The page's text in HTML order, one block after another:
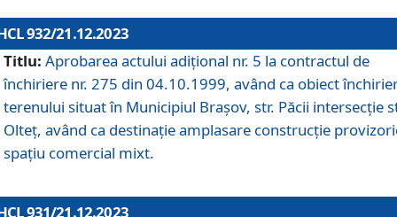
932/21.12.2023
Titlu: Aprobarea actului adițional nr. 5 la contractul de
închiriere nr. 275 din 04.10.1999, având ca obiect
terenului situat în Municipiul Brașov, str. Păcii intersecție
Olteț, având ca destinație amplasare construcție
spațiu comercial mixt.
931/21.12.2023